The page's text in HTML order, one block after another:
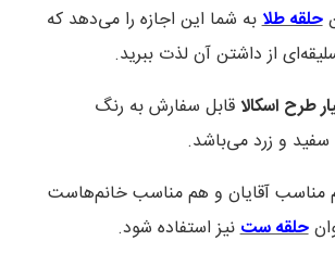
حلقه طلابه شما این اجازه را می‌دهد که
از داشتن آن لذت ببرید.
قابل سفارش به رنگ
سفید و زرد می‌باشد.
آقایان و هم مناسب خانم‌هاست
حلقه ستنیز استفاده شود.